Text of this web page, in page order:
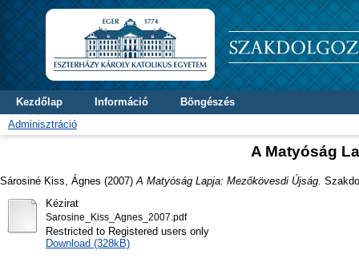
Kezdőlap Információ
Böngészés
Adminisztráció
A Matyóság
Sárosiné Kiss, Ágnes (2007) A Matyóság Lapja: Mezőkövesdi Újság.
Kézirat
Sarosine_Kiss_Agnes_2007.pdf
Restricted to Registered users only
Download (328kB)